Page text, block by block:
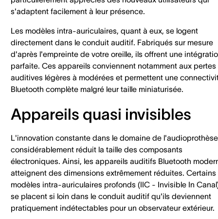
s'adaptent facilement à leur présence.
Les modèles intra-auriculaires, quant à eux, se logent
directement dans le conduit auditif. Fabriqués sur mesure
d'après l'empreinte de votre oreille, ils offrent une
parfaite. Ces appareils conviennent notamment aux pertes
auditives légères à modérées et permettent une
Bluetooth complète malgré leur taille miniaturisée.
Appareils quasi invisibles
L'innovation constante dans le domaine de
considérablement réduit la taille des composants
électroniques. Ainsi, les appareils auditifs Bluetooth
atteignent des dimensions extrêmement réduites. Certains
modèles intra-auriculaires profonds (IIC - Invisible In
se placent si loin dans le conduit auditif qu'ils deviennent
pratiquement indétectables pour un observateur extérieur.